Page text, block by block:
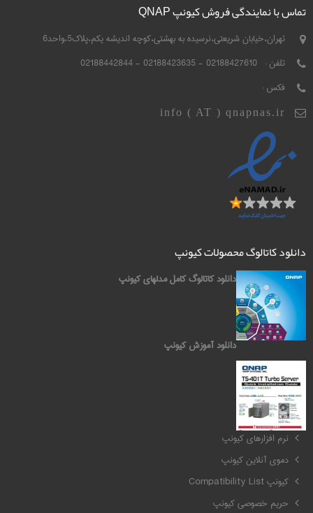
تماس با نمایندگی فروش کیونپ QNAP
تهران،خیابان شریعتی،نرسیده به بهشتی،کوچه اندیشه یکم،پلاک5،واحد6
تلفن : 02188427610 - 02188423635 - 02188442844
فکس :
info ( AT ) qnapnas.ir
دانلود کاتالوگ محصولات کیونپ
دانلود کاتالوگ کامل مدلهای کیونپ
دانلود آموزش کیونپ
کیونپ QNAP
نرم افزارهای کیونپ
دموی آنلاین کیونپ
کیونپ Compatibility List
حریم خصوصی کیونپ